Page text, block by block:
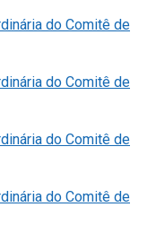
do Comitê de
do Comitê de
do Comitê de
do Comitê de